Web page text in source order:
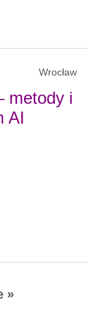
Wrocław
metody i
AI
»